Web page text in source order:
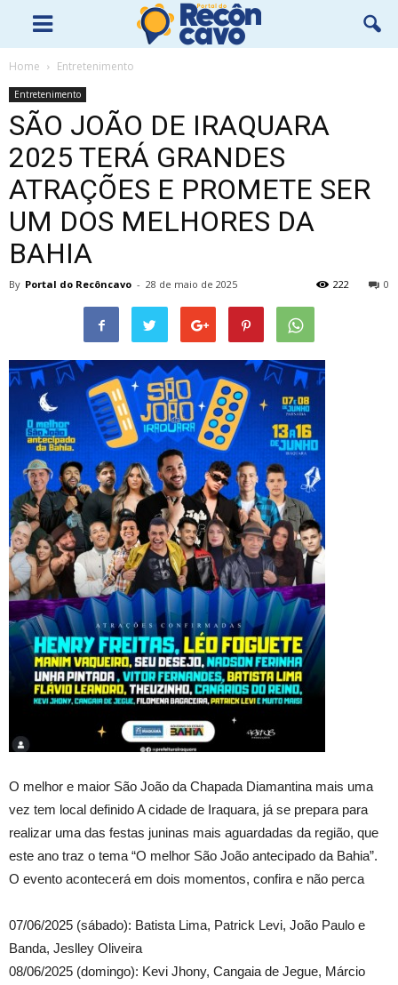
Home Entretenimento
Entretenimento
SÃO JOÃO DE IRAQUARA
2025 TERÁ GRANDES
ATRAÇÕES E PROMETE SER
UM DOS MELHORES DA
BAHIA
By Portal do Recôncavo - 28 de maio de 2025 0
222
O melhor e maior São João da Chapada Diamantina mais uma
vez tem local definido A cidade de Iraquara, já se prepara para
realizar uma das festas juninas mais aguardadas da região, que
este ano traz o tema “O melhor São João antecipado da Bahia”.
O evento acontecerá em dois momentos, confira e não perca
07/06/2025 (sábado): Batista Lima, Patrick Levi, João Paulo e
Banda, Jeslley Oliveira
08/06/2025 (domingo): Kevi Jhony, Cangaia de Jegue, Márcio